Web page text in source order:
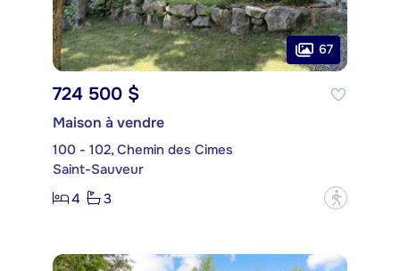
67
724 500 $
Maison à vendre
100 - 102, Chemin des Cimes
Saint-Sauveur
4
3 ?